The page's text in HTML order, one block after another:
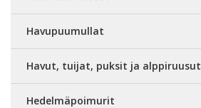
Havupuumullat
Havut, tuijat, puksit ja alppiruusut
Hedelmäpoimurit